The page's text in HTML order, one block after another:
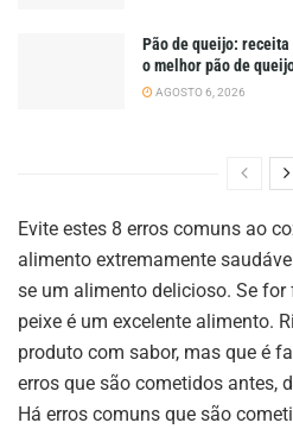
Pão de queijo:
o melhor pão de
AGOSTO 6, 2026
Evite estes 8 erros comuns ao
alimento extremamente
se um alimento delicioso. Se for
peixe é um excelente alimento.
produto com sabor, mas que é
erros que são cometidos antes,
Há erros comuns que são